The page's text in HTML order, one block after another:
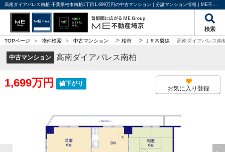
高南ダイアパレス南柏 千葉県柏市南柏1丁目1,699万円の中古マンション｜分譲マンション情報｜ME不動産埼京
検索
TOPページ > 物件検索 > 中古マンション > 柏市 > ＪＲ常磐線 高南ダイアパレス南
中古マンション 高南ダイアパレス南柏
1,699万円 値下がり
お気に入り登録